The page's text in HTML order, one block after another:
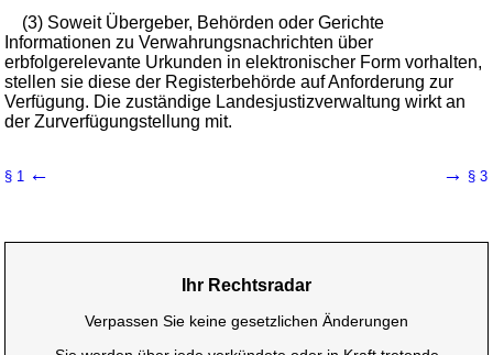
(3) Soweit Übergeber, Behörden oder Gerichte
Informationen zu Verwahrungsnachrichten über
erbfolgerelevante Urkunden in elektronischer Form vorhalten,
stellen sie diese der Registerbehörde auf Anforderung zur
Verfügung. Die zuständige Landesjustizverwaltung wirkt an
der Zurverfügungstellung mit.
§ 1 ← → § 3
Ihr Rechtsradar
Verpassen Sie keine gesetzlichen Änderungen